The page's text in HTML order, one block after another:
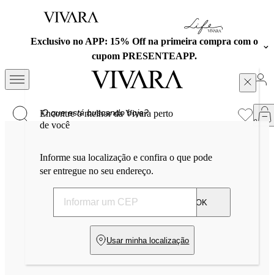
Exclusivo no APP: 15% Off na primeira compra com o
cupom PRESENTEAPP.
Encontre o melhor da Vivara perto
de você
Informe sua localização e confira o que pode
ser entregue no seu endereço.
OK
Usar minha localização